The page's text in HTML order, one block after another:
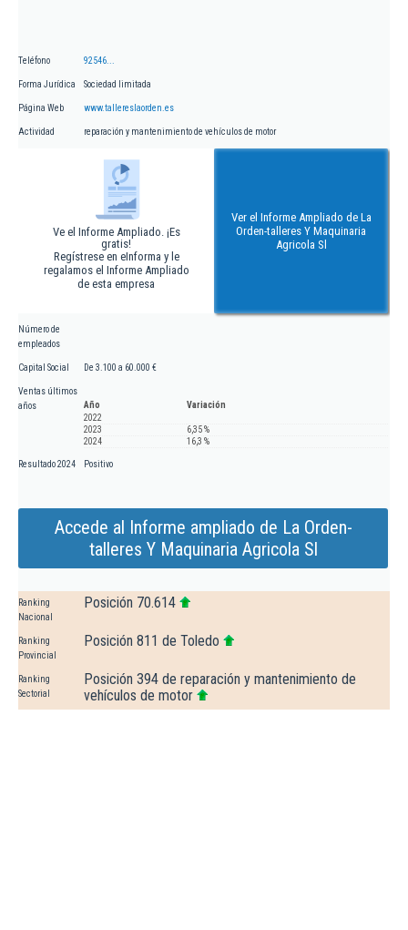
Teléfono 92546...
Forma Jurídica Sociedad limitada
Página Web www.tallereslaorden.es
Actividad reparación y mantenimiento de vehículos de motor
Ve el Informe Ampliado. ¡Es
gratis!
Regístrese en eInforma y le
regalamos el Informe Ampliado
de esta empresa
Ver el Informe Ampliado de La
Orden-talleres Y Maquinaria
Agricola Sl
Número de
empleados
Capital Social De 3.100 a 60.000 €
Ventas últimos
años
Año
Variación
2022
2023
6,35 %
2024
16,3 %
Resultado 2024 Positivo
Accede al Informe ampliado de La Orden-
talleres Y Maquinaria Agricola Sl
Ranking
Nacional
Posición 70.614
Ranking
Provincial
Posición 811 de Toledo
Ranking
Sectorial
Posición 394 de reparación y mantenimiento de
vehículos de motor